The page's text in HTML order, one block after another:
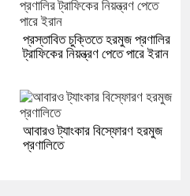
প্রস্তাবিত চুক্তিতে হরমুজ প্রণালির
ট্রাফিকের নিয়ন্ত্রণ পেতে পারে ইরান
আবারও ট্যাংকার বিস্ফোরণ হরমুজ
প্রণালিতে